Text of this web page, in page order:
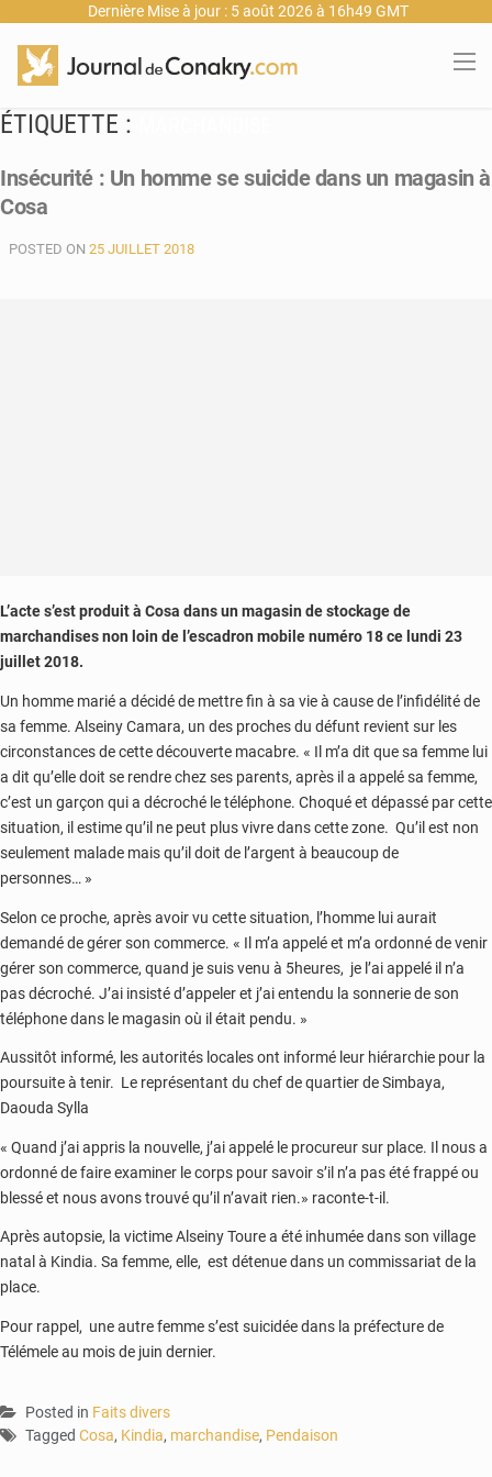
Dernière Mise à jour : 5 août 2026 à 16h49 GMT
ÉTIQUETTE :
Insécurité : Un homme se suicide dans un magasin à
Cosa
POSTED ON 25 JUILLET 2018
L’acte s’est produit à Cosa dans un magasin de stockage de
marchandises non loin de l’escadron mobile numéro 18 ce lundi 23
juillet 2018.
Un homme marié a décidé de mettre fin à sa vie à cause de l’infidélité de
sa femme. Alseiny Camara, un des proches du défunt revient sur les
circonstances de cette découverte macabre. « Il m’a dit que sa femme lui
a dit qu’elle doit se rendre chez ses parents, après il a appelé sa femme,
c’est un garçon qui a décroché le téléphone. Choqué et dépassé par cette
situation, il estime qu’il ne peut plus vivre dans cette zone. Qu’il est non
seulement malade mais qu’il doit de l’argent à beaucoup de
personnes… »
Selon ce proche, après avoir vu cette situation, l’homme lui aurait
demandé de gérer son commerce. « Il m’a appelé et m’a ordonné de venir
gérer son commerce, quand je suis venu à 5heures, je l’ai appelé il n’a
pas décroché. J’ai insisté d’appeler et j’ai entendu la sonnerie de son
téléphone dans le magasin où il était pendu. »
Aussitôt informé, les autorités locales ont informé leur hiérarchie pour la
poursuite à tenir. Le représentant du chef de quartier de Simbaya,
Daouda Sylla
« Quand j’ai appris la nouvelle, j’ai appelé le procureur sur place. Il nous a
ordonné de faire examiner le corps pour savoir s’il n’a pas été frappé ou
blessé et nous avons trouvé qu’il n’avait rien.» raconte-t-il.
Après autopsie, la victime Alseiny Toure a été inhumée dans son village
natal à Kindia. Sa femme, elle, est détenue dans un commissariat de la
place.
Pour rappel, une autre femme s’est suicidée dans la préfecture de
Télémele au mois de juin dernier.
Posted in Faits divers
Tagged Cosa, Kindia, marchandise, Pendaison